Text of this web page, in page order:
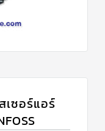
เซอร์แอร์